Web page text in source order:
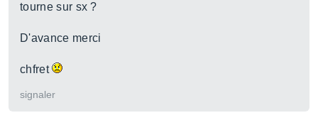
tourne sur sx ?
D'avance merci
chfret
signaler